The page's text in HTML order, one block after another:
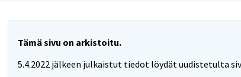
Tämä sivu on arkistoitu.
5.4.2022 jälkeen julkaistut tiedot löydät uudistetulta